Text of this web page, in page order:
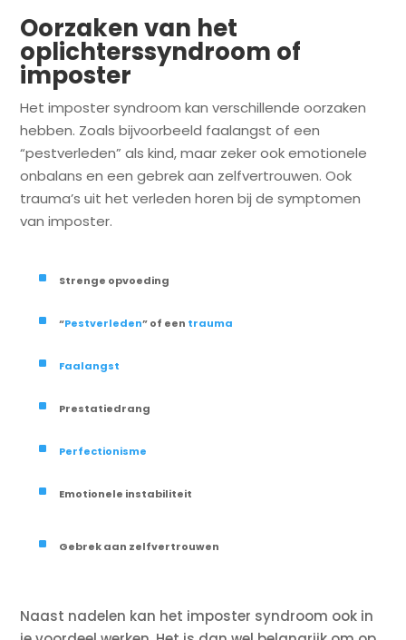
Oorzaken van het
oplichterssyndroom of
imposter
Het imposter syndroom kan verschillende oorzaken
hebben. Zoals bijvoorbeeld faalangst of een
“pestverleden” als kind, maar zeker ook emotionele
onbalans en een gebrek aan zelfvertrouwen. Ook
trauma’s uit het verleden horen bij de symptomen
van imposter.
^ Strenge opvoeding
^ “Pestverleden” of een trauma
^ Faalangst
^ Prestatiedrang
^ Perfectionisme
^ Emotionele instabiliteit
^ Gebrek aan zelfvertrouwen
Naast nadelen kan het imposter syndroom ook in